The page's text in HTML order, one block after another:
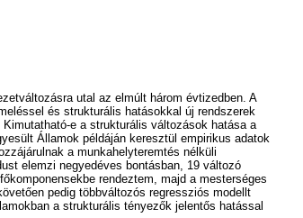
utal az elmúlt három évtizedben. A
és strukturális hatásokkal új rendszerek
e a strukturális változások hatása a
Államok példáján keresztül empirikus adatok
a munkahelyteremtés nélküli
elemzi negyedéves bontásban, 19 változó
rendeztem, majd a mesterséges
pedig többváltozós regressziós modellt
a strukturális tényezők jelentős hatással